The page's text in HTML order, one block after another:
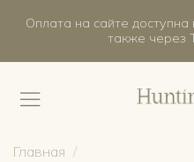
Оплата на сайте
также через
Главная